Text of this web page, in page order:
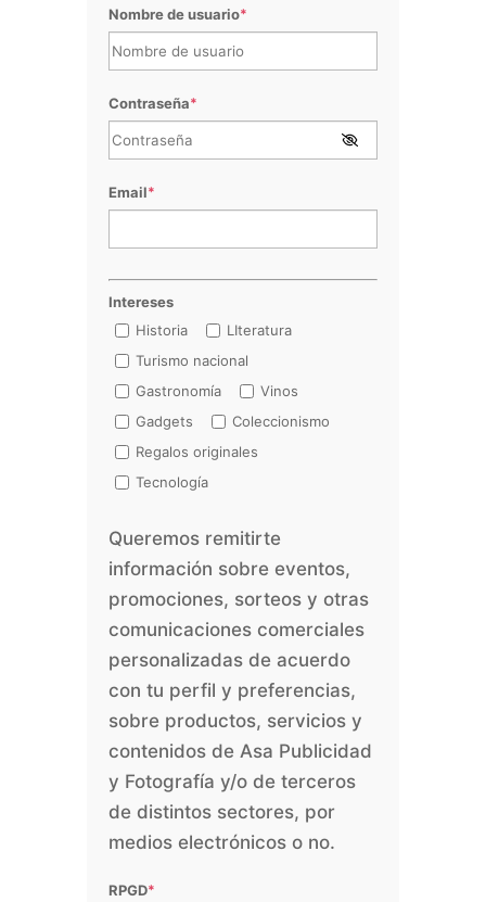
Nombre de usuario*
Contraseña*
Email*
Intereses
Historia
LIteratura
Turismo nacional
Gastronomía
Vinos
Gadgets
Coleccionismo
Regalos originales
Tecnología
Queremos remitirte
información sobre eventos,
promociones, sorteos y otras
comunicaciones comerciales
personalizadas de acuerdo
con tu perfil y preferencias,
sobre productos, servicios y
contenidos de Asa Publicidad
y Fotografía y/o de terceros
de distintos sectores, por
medios electrónicos o no.
RPGD*